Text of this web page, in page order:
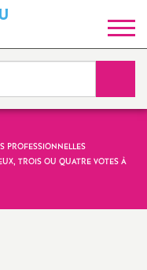
y
n
d
PROFESSIONNELLES
TROIS OU QUATRE VOTES À